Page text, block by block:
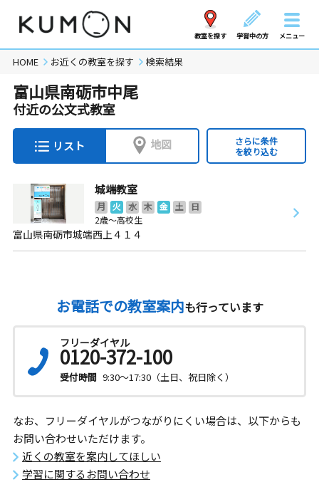
教室を探す 学習中の方 メニュー
HOME お近くの教室を探す 検索結果
富山県南砺市中尾
付近の公文式教室
リスト 地図
さらに条件
を絞り込む
城端教室
月 火 水 木 金 土
日
2歳～高校生
富山県南砺市城端西上４１４
お電話での教室案内も行っています
フリーダイヤル
0120-372-100
受付時間 9:30～17:30（土日、祝日除く）
なお、フリーダイヤルがつながりにくい場合は、以下からも
お問い合わせいただけます。
近くの教室を案内してほしい
学習に関するお問い合わせ